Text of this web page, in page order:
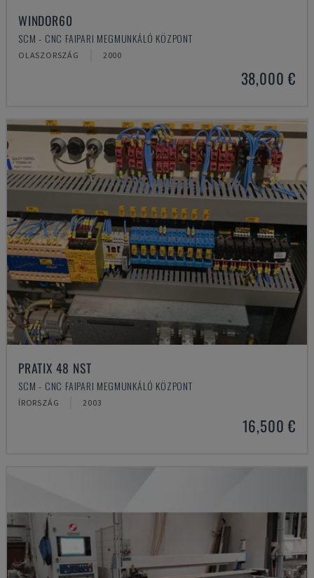
WINDOR60
SCM - CNC FAIPARI MEGMUNKÁLÓ KÖZPONT
OLASZORSZÁG 2000
38,000 €
PRATIX 48 NST
SCM - CNC FAIPARI MEGMUNKÁLÓ KÖZPONT
ÍRORSZÁG 2003
16,500 €